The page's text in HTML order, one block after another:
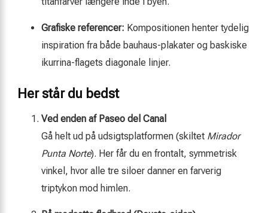
Grafiske referencer: Kompositionen henter tydelig
inspiration fra både bauhaus-plakater og baskiske
ikurrina-flagets diagonale linjer.
Her står du bedst
Ved enden af Paseo del Canal
Gå helt ud på udsigtsplatformen (skiltet Mirador
Punta Norte). Her får du en frontalt, symmetrisk
vinkel, hvor alle tre siloer danner en farverig
triptykon mod himlen.